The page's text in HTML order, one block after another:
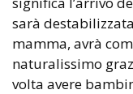
sarà
mamma, avrà
naturalissimo
volta avere